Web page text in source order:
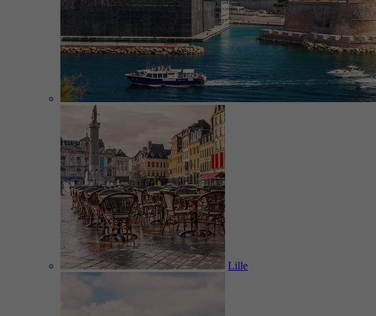
Lille